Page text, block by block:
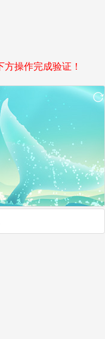
操作完成验证！